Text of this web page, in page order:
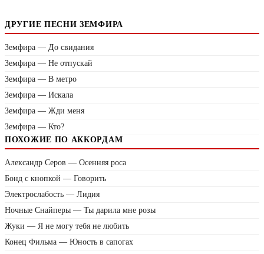
ДРУГИЕ ПЕСНИ ЗЕМФИРА
Земфира — До свидания
Земфира — Не отпускай
Земфира — В метро
Земфира — Искала
Земфира — Жди меня
Земфира — Кто?
ПОХОЖИЕ ПО АККОРДАМ
Александр Серов — Осенняя роса
Бонд с кнопкой — Говорить
Электрослабость — Лидия
Ночные Снайперы — Ты дарила мне розы
Жуки — Я не могу тебя не любить
Конец Фильма — Юность в сапогах